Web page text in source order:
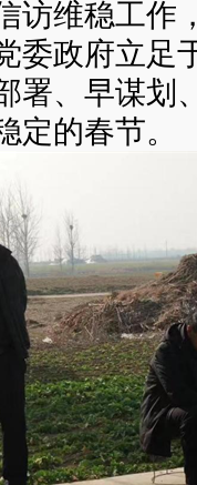
访维稳工作
委政府立足
署、早谋划
定的春节。